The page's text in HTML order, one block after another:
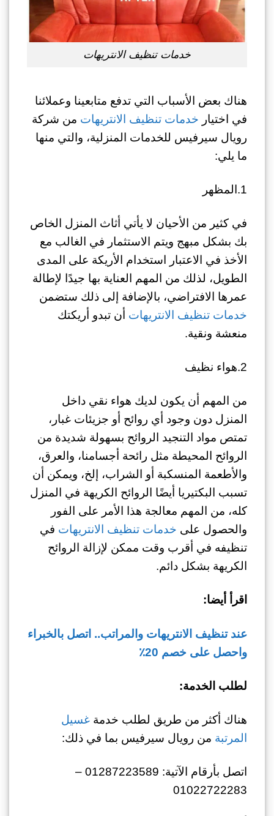
خدمات تنظيف الانتريهات
هناك بعض الأسباب التي تدفع متابعينا وعملائنا
في اختيار خدمات تنظيف الانتريهات من شركة
رويال سيرفيس للخدمات المنزلية، والتي منها
ما يلي:
1.المظهر
في كثير من الأحيان لا يأتي أثاث المنزل الخاص
بك بشكل مبهج ويتم الاستثمار في الغالب مع
الأخذ في الاعتبار استخدام الأريكة على المدى
الطويل، لذلك من المهم العناية بها جيدًا لإطالة
عمرها الافتراضي، بالإضافة إلى ذلك ستضمن
خدمات تنظيف الانتريهات أن تبدو أريكتك
منعشة ونقية.
2.هواء نظيف
من المهم أن يكون لديك هواء نقي داخل
المنزل دون وجود أي روائح أو جزيئات غبار،
تمتص مواد التنجيد الروائح بسهولة شديدة من
الروائح المحيطة مثل رائحة أجسامنا، والعرق،
والأطعمة المنسكبة أو الشراب، إلخ، ويمكن أن
تسبب البكتيريا أيضًا الروائح الكريهة في المنزل
كله، من المهم معالجة هذا الأمر على الفور
والحصول على خدمات تنظيف الانتريهات في
تنظيفه في أقرب وقت ممكن لإزالة الروائح
الكريهة بشكل دائم.
اقرأ أيضا:
عند تنظيف الانتريهات والمراتب.. اتصل بالخبراء
واحصل على خصم 20٪
لطلب الخدمة:
هناك أكثر من طريق لطلب خدمةغسيل
المرتبة من رويال سيرفيس بما في ذلك:
اتصل بأرقام الآتية: 01287223589 –
01022722283